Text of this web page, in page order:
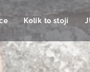
Kolik to stojí